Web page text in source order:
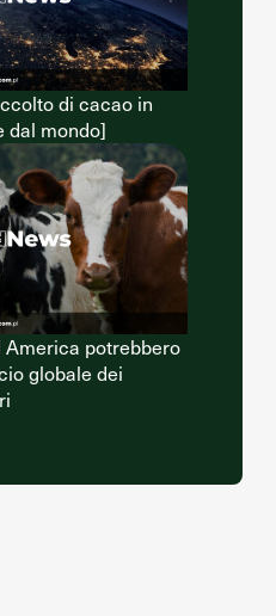
di cacao in
dal mondo]
America potrebbero
globale dei